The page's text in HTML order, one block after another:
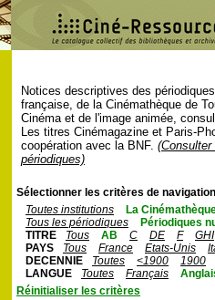
Notices descriptives des
française, de la Cinémathèque de
Cinéma et de l'image animée,
Les titres Cinémagazine et Paris-
coopération avec la BNF.
périodiques)
Sélectionner les critères de
Toutes institutions
La
Tous les périodiques
Périodiques
TITRE
Tous AB C DE F
GHI
PAYS
Tous France Etats-Unis
DECENNIE
Toutes <1900
1900
LANGUE
Toutes Français
Réinitialiser les critères